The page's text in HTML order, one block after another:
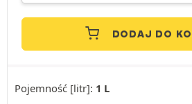
DODAJ DO
Pojemność [litr]: 1 L